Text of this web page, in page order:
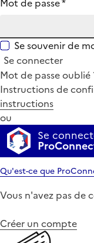
Se souvenir de
Se connecter
Mot de passe oublié
Instructions de
instructions
ou
Se
Qu'est-ce que
Vous n'avez pas de
Créer un compte